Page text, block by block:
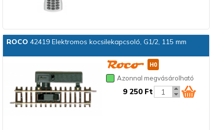
ROCO 42419 Elektromos kocsilekapcsoló, G1/2, 115 mm
Azonnal megvásárolható
9 250 Ft